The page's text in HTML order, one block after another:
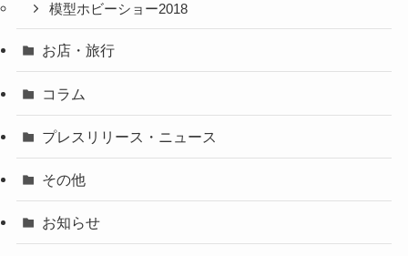
模型ホビーショー2018
お店・旅行
コラム
プレスリリース・ニュース
その他
お知らせ